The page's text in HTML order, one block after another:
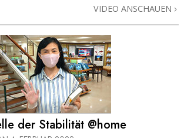
VIDEO ANSCHAUEN
der Stabilität @home